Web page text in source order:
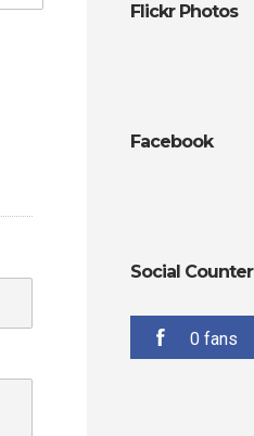
Flickr Photos
Facebook
Social Counter
0 fans